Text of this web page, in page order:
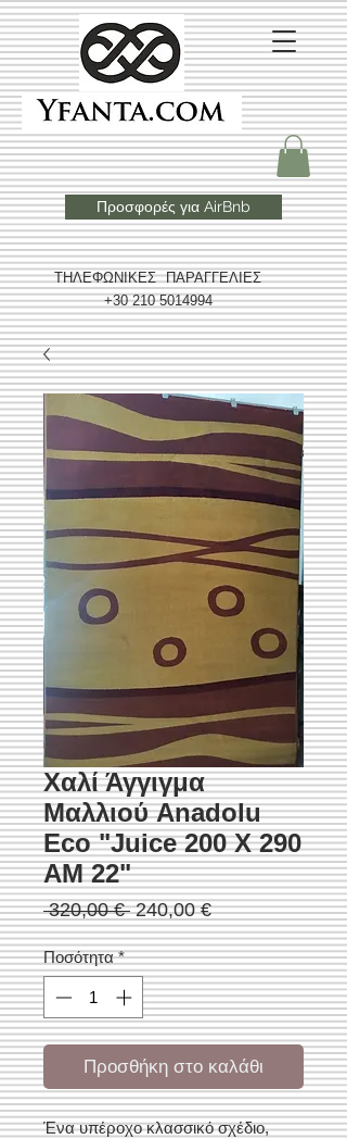
ΤΗΛΕΦΩΝΙΚΕΣ ΠΑΡΑΓΓΕΛΙΕΣ
+30 210 5014994
Προσφορές για AirBnb
Χαλί Άγγιγμα
Μαλλιού Anadolu
Eco "Juice 200 Χ 290
AM 22"
320,00 € Κανονική
τιμή
240,00 €Τιμή
Έκπτωσης
Ποσότητα *
Προσθήκη στο καλάθι
Ένα υπέροχο κλασσικό σχέδιο,